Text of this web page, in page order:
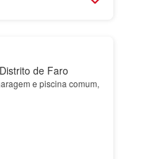
de Faro
e piscina comum,